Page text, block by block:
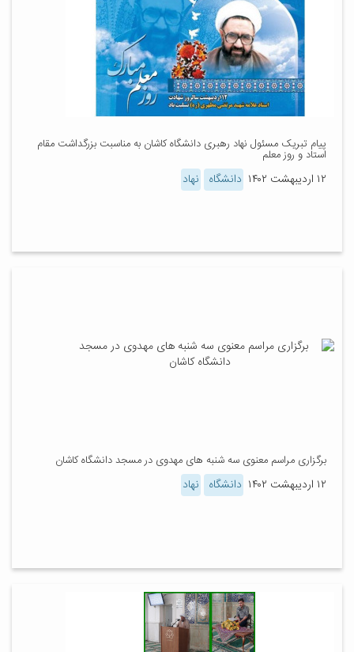
پیام تبریک مسئول نهاد رهبری دانشگاه کاشان به مناسبت بزرگداشت مقام
استاد و روز معلم
۱۲ اردیبهشت ۱۴۰۲ دانشگاه نهاد
برگزاری مراسم معنوی سه شنبه های مهدوی در مسجد دانشگاه کاشان
۱۲ اردیبهشت ۱۴۰۲ دانشگاه نهاد